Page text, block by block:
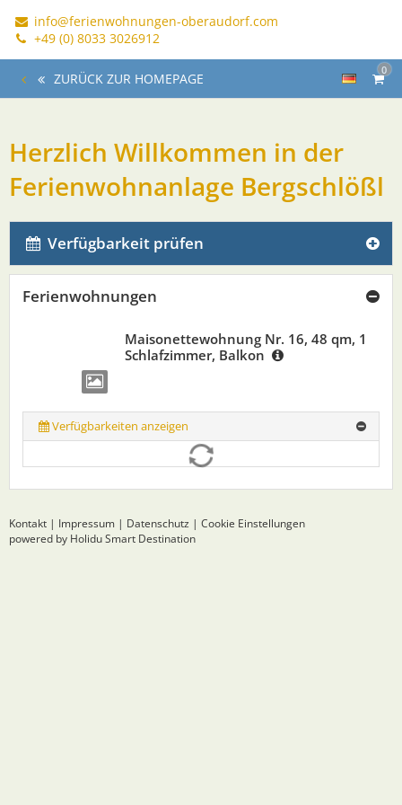
info@ferienwohnungen-oberaudorf.com
+49 (0) 8033 3026912
0
ZURÜCK ZUR HOMEPAGE
Herzlich Willkommen in der
Ferienwohnanlage Bergschlößl
Verfügbarkeit prüfen
Ferienwohnungen
Maisonettewohnung Nr. 16, 48 qm, 1
Schlafzimmer, Balkon
Verfügbarkeiten anzeigen
Kontakt | Impressum | Datenschutz | Cookie Einstellungen
powered by Holidu Smart Destination